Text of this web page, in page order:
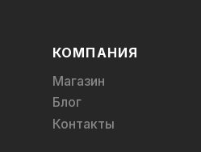
Магазин
Блог
Контакты
КОМПАНИЯ